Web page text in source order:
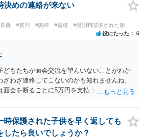
決めの連絡が来ない
費 #審判 #調停 #親権 #慰謝料請求された側
役にたった 6
どもたちが面会交流を望んいないことがわか
ざわざ連絡してこないのかも知れませんね。
面会を断るごとに5万円を支払うことを取決め
したい（子どもたちと会いたい）と言うより
らせだった可能性もあるように思います（そ
男には珍しくありません。）。 面会交流とは
時保護された子供を早く返しても
したら良いでしょうか？